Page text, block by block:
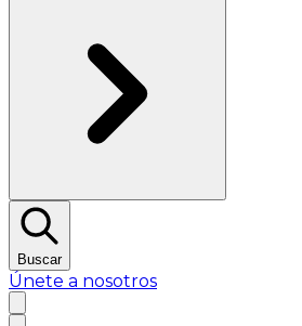
Buscar
Únete a nosotros